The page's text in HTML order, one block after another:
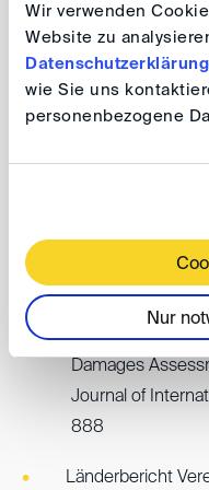
Wir verwenden
Website zu
Datenschutzerklärung
wie Sie uns
personenbezogene
Nur
Arbitration
Publications
Equity-Based
Damages
Journal of
888
Länderbericht